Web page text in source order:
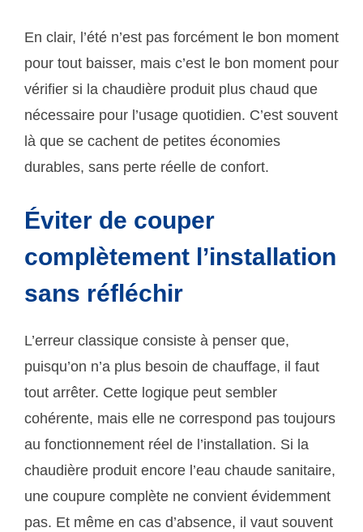
En clair, l’été n’est pas forcément le bon moment
pour tout baisser, mais c’est le bon moment pour
vérifier si la chaudière produit plus chaud que
nécessaire pour l’usage quotidien. C’est souvent
là que se cachent de petites économies
durables, sans perte réelle de confort.
Éviter de couper
complètement l’installation
sans réfléchir
L’erreur classique consiste à penser que,
puisqu’on n’a plus besoin de chauffage, il faut
tout arrêter. Cette logique peut sembler
cohérente, mais elle ne correspond pas toujours
au fonctionnement réel de l’installation. Si la
chaudière produit encore l’eau chaude sanitaire,
une coupure complète ne convient évidemment
pas. Et même en cas d’absence, il vaut souvent